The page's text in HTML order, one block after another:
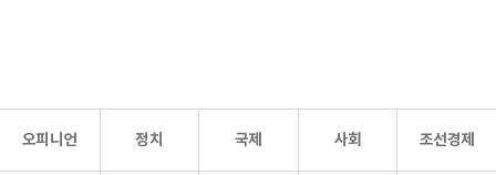
오피니언 정치 국제 사회 조선경제